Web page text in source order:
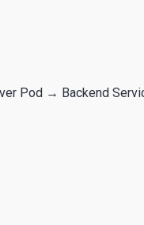
Pod → Backend